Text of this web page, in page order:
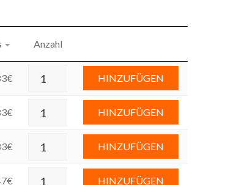
Anzahl
€ HINZUFÜGEN
€ HINZUFÜGEN
€ HINZUFÜGEN
€ HINZUFÜGEN